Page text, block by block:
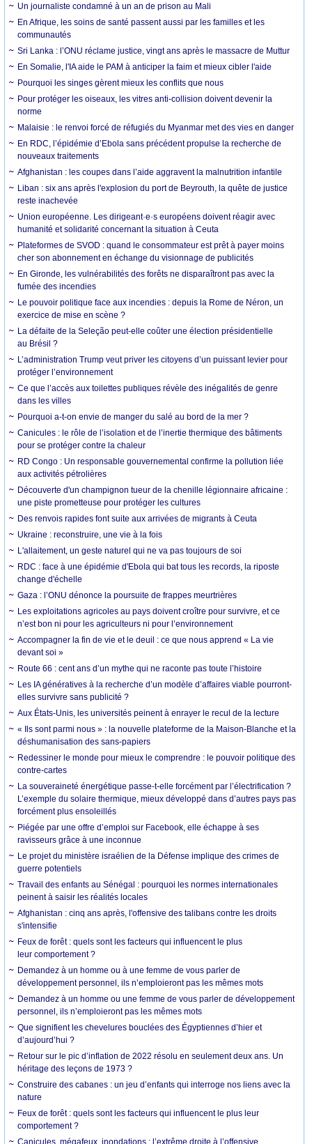
Un journaliste condamné à un an de prison au Mali
En Afrique, les soins de santé passent aussi par les familles et les
communautés
Sri Lanka : l’ONU réclame justice, vingt ans après le massacre de Muttur
En Somalie, l'IA aide le PAM à anticiper la faim et mieux cibler l'aide
Pourquoi les singes gèrent mieux les conflits que nous
Pour protéger les oiseaux, les vitres anti-collision doivent devenir la
norme
Malaisie : le renvoi forcé de réfugiés du Myanmar met des vies en danger
En RDC, l’épidémie d’Ebola sans précédent propulse la recherche de
nouveaux traitements
Afghanistan : les coupes dans l’aide aggravent la malnutrition infantile
Liban : six ans après l'explosion du port de Beyrouth, la quête de justice
reste inachevée
Union européenne. Les dirigeant·e·s européens doivent réagir avec
humanité et solidarité concernant la situation à Ceuta
Plateformes de SVOD : quand le consommateur est prêt à payer moins
cher son abonnement en échange du visionnage de publicités
En Gironde, les vulnérabilités des forêts ne disparaîtront pas avec la
fumée des incendies
Le pouvoir politique face aux incendies : depuis la Rome de Néron, un
exercice de mise en scène ?
La défaite de la Seleção peut-elle coûter une élection présidentielle
au Brésil ?
L’administration Trump veut priver les citoyens d’un puissant levier pour
protéger l’environnement
Ce que l’accès aux toilettes publiques révèle des inégalités de genre
dans les villes
Pourquoi a-t-on envie de manger du salé au bord de la mer ?
Canicules : le rôle de l’isolation et de l’inertie thermique des bâtiments
pour se protéger contre la chaleur
RD Congo : Un responsable gouvernemental confirme la pollution liée
aux activités pétrolières
Découverte d'un champignon tueur de la chenille légionnaire africaine :
une piste prometteuse pour protéger les cultures
Des renvois rapides font suite aux arrivées de migrants à Ceuta
Ukraine : reconstruire, une vie à la fois
L'allaitement, un geste naturel qui ne va pas toujours de soi
RDC : face à une épidémie d'Ebola qui bat tous les records, la riposte
change d'échelle
Gaza : l’ONU dénonce la poursuite de frappes meurtrières
Les exploitations agricoles au pays doivent croître pour survivre, et ce
n’est bon ni pour les agriculteurs ni pour l’environnement
Accompagner la fin de vie et le deuil : ce que nous apprend « La vie
devant soi »
Route 66 : cent ans d’un mythe qui ne raconte pas toute l’histoire
Les IA génératives à la recherche d’un modèle d’affaires viable pourront-
elles survivre sans publicité ?
Aux États-Unis, les universités peinent à enrayer le recul de la lecture
« Ils sont parmi nous » : la nouvelle plateforme de la Maison-Blanche et la
déshumanisation des sans-papiers
Redessiner le monde pour mieux le comprendre : le pouvoir politique des
contre-cartes
La souveraineté énergétique passe-t-elle forcément par l’électrification ?
L’exemple du solaire thermique, mieux développé dans d’autres pays pas
forcément plus ensoleillés
Piégée par une offre d’emploi sur Facebook, elle échappe à ses
ravisseurs grâce à une inconnue
Le projet du ministère israélien de la Défense implique des crimes de
guerre potentiels
Travail des enfants au Sénégal : pourquoi les normes internationales
peinent à saisir les réalités locales
Afghanistan : cinq ans après, l'offensive des talibans contre les droits
s'intensifie
Feux de forêt : quels sont les facteurs qui influencent le plus
leur comportement ?
Demandez à un homme ou à une femme de vous parler de
développement personnel, ils n’emploieront pas les mêmes mots
Demandez à un homme ou une femme de vous parler de développement
personnel, ils n’emploieront pas les mêmes mots
Que signifient les chevelures bouclées des Égyptiennes d’hier et
d’aujourd’hui ?
Retour sur le pic d’inflation de 2022 résolu en seulement deux ans. Un
héritage des leçons de 1973 ?
Construire des cabanes : un jeu d’enfants qui interroge nos liens avec la
nature
Feux de forêt : quels sont les facteurs qui influencent le plus leur
comportement ?
Canicules, mégafeux, inondations : l’extrême droite à l’offensive